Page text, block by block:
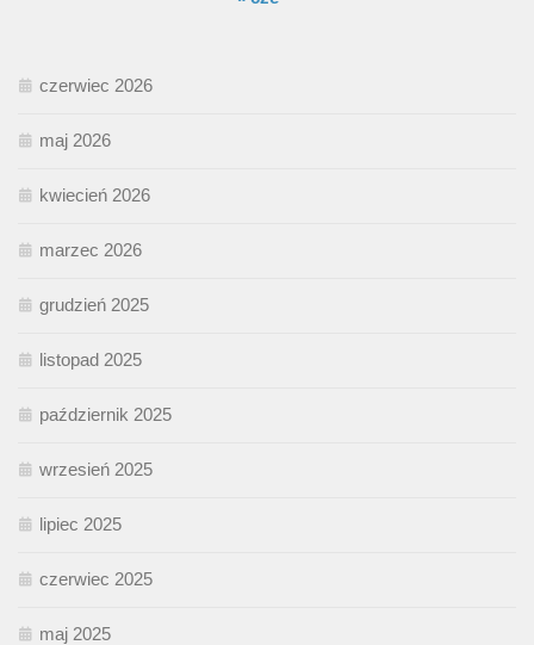
czerwiec 2026
maj 2026
kwiecień 2026
marzec 2026
grudzień 2025
listopad 2025
październik 2025
wrzesień 2025
lipiec 2025
czerwiec 2025
maj 2025